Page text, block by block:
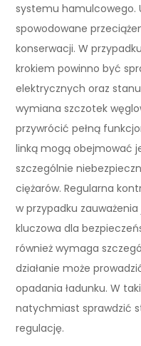
systemu hamulcowego.
spowodowane
konserwacji. W
krokiem powinno być
elektrycznych oraz
wymiana szczotek
przywrócić pełną
linką mogą obejmować
szczególnie
ciężarów. Regularna
w przypadku
kluczowa dla
również wymaga
działanie może
opadania ładunku. W
natychmiast sprawdzić
regulację.